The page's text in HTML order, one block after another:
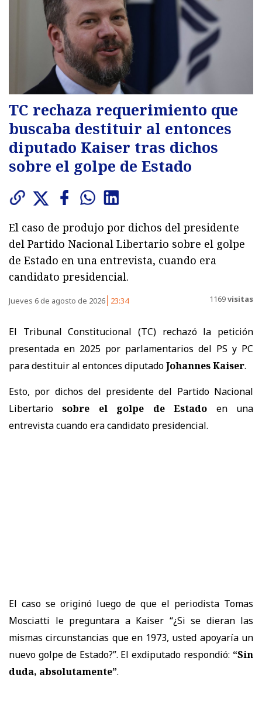
TC rechaza requerimiento que
buscaba destituir al entonces
diputado Kaiser tras dichos
sobre el golpe de Estado
El caso de produjo por dichos del presidente
del Partido Nacional Libertario sobre el golpe
de Estado en una entrevista, cuando era
candidato presidencial.
Jueves 6 de agosto de 2026 23:34 1169visitas
El Tribunal Constitucional (TC) rechazó la petición
presentada en 2025 por parlamentarios del PS y PC
para destituir al entonces diputadoJohannes Kaiser.
Esto, por dichos del presidente del Partido Nacional
Libertario sobre el golpe de Estado en una
entrevista cuando era candidato presidencial.
El caso se originó luego de que el periodista Tomas
Mosciatti le preguntara a Kaiser “¿Si se dieran las
mismas circunstancias que en 1973, usted apoyaría un
nuevo golpe de Estado?”. El exdiputado respondió: “Sin
duda, absolutamente”.